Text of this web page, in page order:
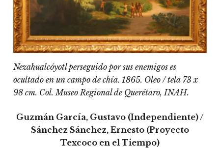
Nezahualcóyotl perseguido por sus enemigos es
ocultado en un campo de chía. 1865. Oleo / tela 73 x
98 cm. Col. Museo Regional de Querétaro, INAH.
Guzmán García, Gustavo (Independiente) /
Sánchez Sánchez, Ernesto (Proyecto
Texcoco en el Tiempo)